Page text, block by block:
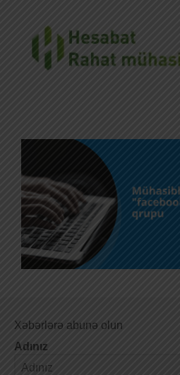
Xəbərlərə abunə olun
Adınız